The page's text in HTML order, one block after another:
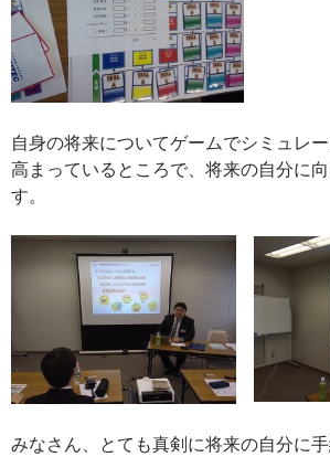
自身の将来についてゲームでシミュレ
高まっているところで、将来の自分に
す。
みなさん、とても真剣に将来の自分に手